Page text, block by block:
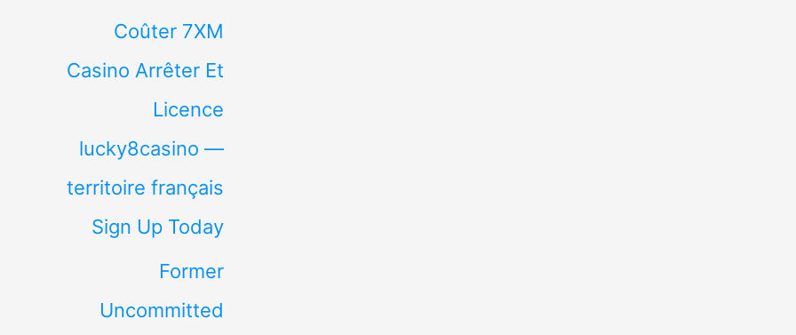
Coûter 7XM
Casino Arrêter Et
Licence
lucky8casino —
territoire français
Sign Up Today
Former
Uncommitted